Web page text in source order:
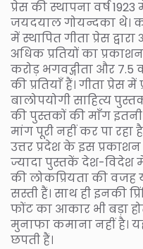
प्रेस की स्थापना वर्ष
जयदयाल गोयन्दका थे।
में स्थापित गीता प्रेस
अधिक प्रतियों का
करोड़ भगवद्गीता और
की प्रतियाँ हैं। गीता प्रेस
बालोपयोगी साहित्य
की पुस्तकों की माँग
मांग पूरी नहीं कर पा रहा
उत्तर प्रदेश के इस
ज्यादा पुस्तकें देश-विदेश में
की लोकप्रियता की
सस्ती हैं। साथ ही इनकी
फोंट का आकार भी बड़ा
मुनाफा कमाना नहीं है।
छपती हैं।